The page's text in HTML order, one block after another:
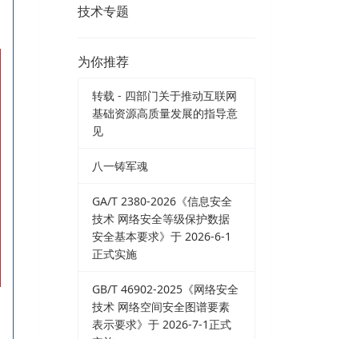
技术专题
为你推荐
转载 - 四部门关于推动互联网
基础资源高质量发展的指导意
见
八一铸军魂
GA/T 2380-2026《信息安全
技术 网络安全等级保护数据
安全基本要求》于 2026-6-1
正式实施
GB/T 46902-2025《网络安全
技术 网络空间安全图谱要素
表示要求》于 2026-7-1正式